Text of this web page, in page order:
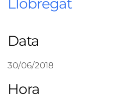
Llobregat
Data
30/06/2018
Hora